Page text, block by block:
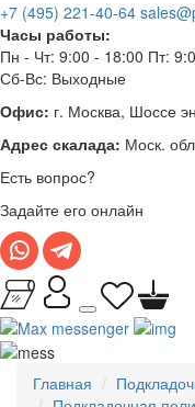
+7 (495) 221-40-64
Часы работы:
Пн - Чт: 9:00 - 18:00 Пт:
Сб-Вс: Выходные
Офис: г. Москва, Шоссе
Адрес скалада: Моск.
Есть вопрос?
Задайте его онлайн
Главная